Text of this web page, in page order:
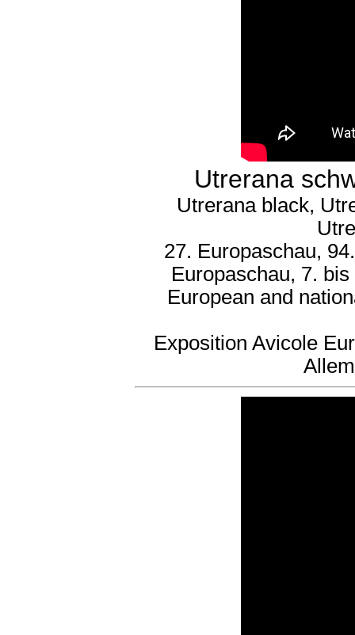
Utrerana
Utrerana black,
27. Europaschau,
Europaschau, 7.
European and
Exposition Avicole